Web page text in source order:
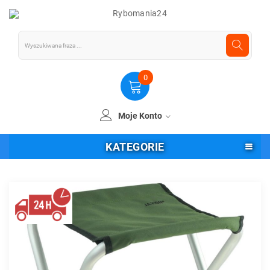
0
Moje Konto
KATEGORIE